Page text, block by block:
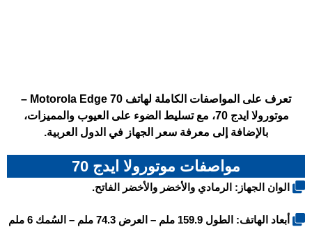
تعرف على المواصفات الكاملة لهاتف Motorola Edge 70 –
موتورولا ايدج 70، مع تسليط الضوء على العيوب والمميزات،
بالإضافة إلى معرفة سعر الجهاز في الدول العربية.
مواصفات موتورولا ايدج 70
الوان الجهاز: الرمادي والأخضر والأخضر الفاتح.
أبعاد الهاتف: الطول 159.9 ملم – العرض 74.3 ملم – السُمك 6 ملم